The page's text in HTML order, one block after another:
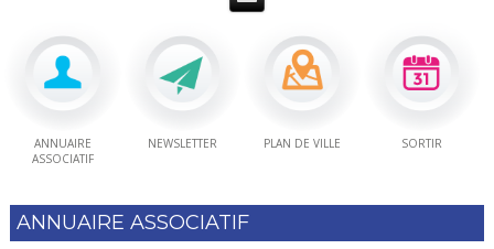
ANNUAIRE
ASSOCIATIF
NEWSLETTER PLAN DE VILLE SORTIR
ANNUAIRE ASSOCIATIF